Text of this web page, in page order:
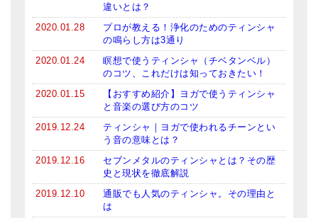
LINEお友だち登録
特商法の表記
違いとは？
2020.01.28
プロが教える！浄化のためのティンシャ
の鳴らし方は3通り
2020.01.24
瞑想で使うティンシャ（チベタンベル）
のコツ、これだけは知っておきたい！
2020.01.15
【おすすめ紹介】ヨガで使うティンシャ
と音楽の選び方のコツ
2019.12.24
ティンシャ｜ヨガで使われるチーンとい
う音の意味とは？
2019.12.16
セブンメタルのティンシャとは？その歴
史と現状を徹底解説
2019.12.10
通販でも人気のティンシャ。その理由と
は